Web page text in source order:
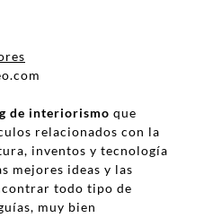
de interiorismo que
relacionados con la
inventos y tecnología
mejores ideas y las
todo tipo de
muy bien